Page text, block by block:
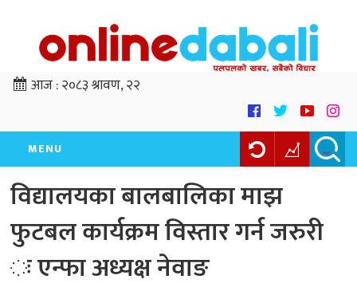
आज :२०८३ श्रावण, २२
MENU
विद्यालयका बालबालिका माझ
फुटबल कार्यक्रम विस्तार गर्न जरुरी
ः एन्फा अध्यक्ष नेवाङ